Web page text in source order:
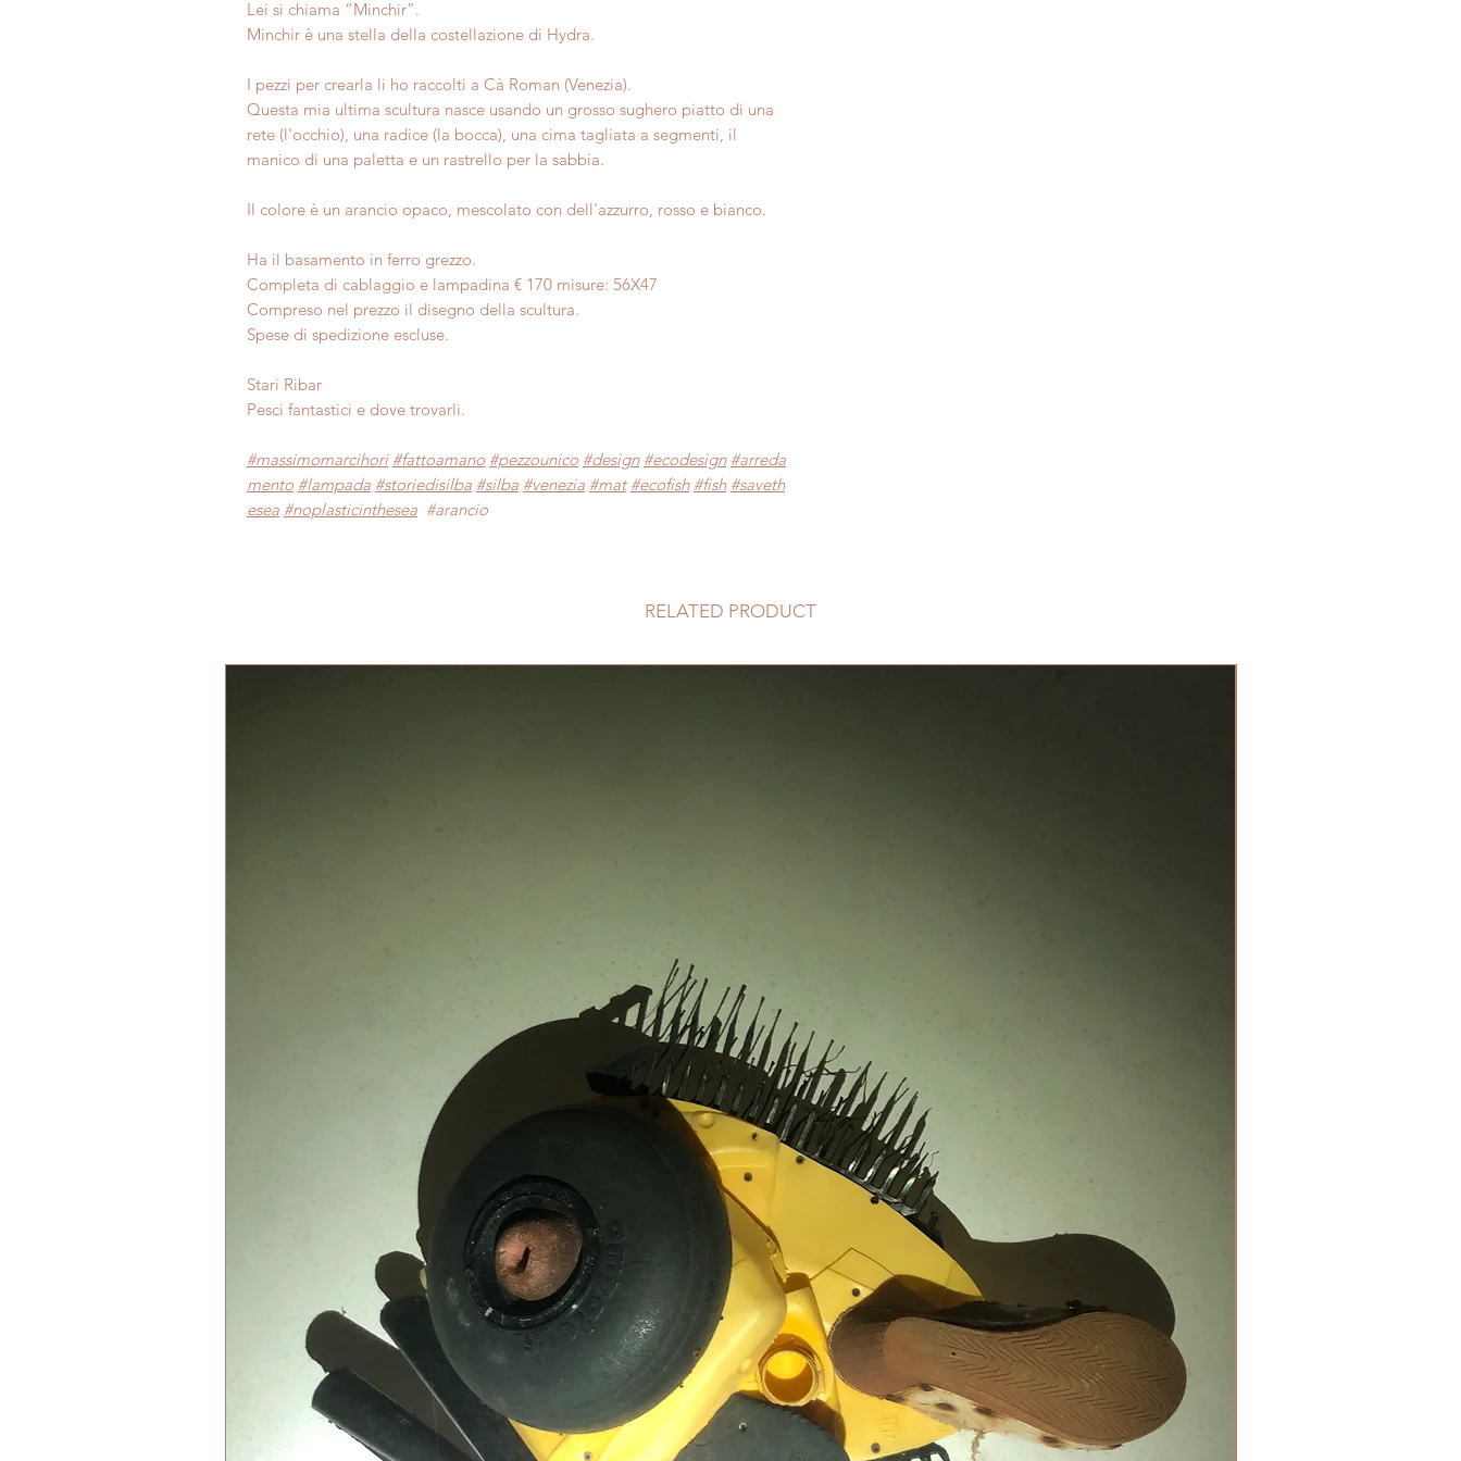
Lei si chiama “Minchir”.
Minchir è una stella della costellazione di Hydra.
I pezzi per crearla li ho raccolti a Cà Roman (Venezia).
Questa mia ultima scultura nasce usando un grosso sughero piatto di una
rete (l'occhio), una radice (la bocca), una cima tagliata a segmenti, il
manico di una paletta e un rastrello per la sabbia.
Il colore è un arancio opaco, mescolato con dell'azzurro, rosso e bianco.
Ha il basamento in ferro grezzo.
Completa di cablaggio e lampadina € 170 misure: 56X47
Compreso nel prezzo il disegno della scultura.
Spese di spedizione escluse.
Stari Ribar
Pesci fantastici e dove trovarli.
#massimomarcihori #fattoamano #pezzounico #design #ecodesign #arreda
mento #lampada #storiedisilba #silba #venezia #mat #ecofish #fish #saveth
esea #noplasticinthesea #arancio
RELATED PRODUCT